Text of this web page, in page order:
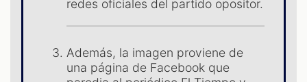
redes oficiales del partido opositor.
Además, la imagen proviene de
una página de Facebook que